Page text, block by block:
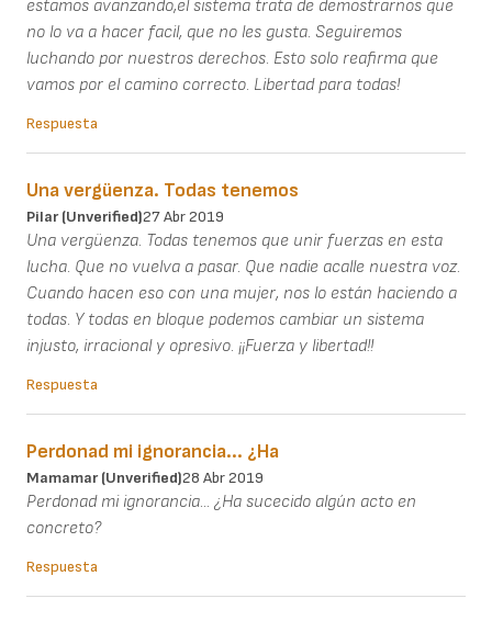
estamos avanzando,el sistema trata de demostrarnos que
no lo va a hacer facil, que no les gusta. Seguiremos
luchando por nuestros derechos. Esto solo reafirma que
vamos por el camino correcto. Libertad para todas!
Respuesta
Una vergüenza. Todas tenemos
Pilar (unverified)27 Abr 2019
Una vergüenza. Todas tenemos que unir fuerzas en esta
lucha. Que no vuelva a pasar. Que nadie acalle nuestra voz.
Cuando hacen eso con una mujer, nos lo están haciendo a
todas. Y todas en bloque podemos cambiar un sistema
injusto, irracional y opresivo. ¡¡Fuerza y libertad!!
Respuesta
Perdonad mi ignorancia... ¿Ha
Mamamar (unverified)28 Abr 2019
Perdonad mi ignorancia... ¿Ha sucecido algún acto en
concreto?
Respuesta